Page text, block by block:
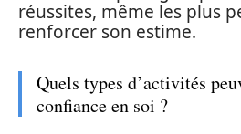
réussites, même les plus
renforcer son estime.
Quels types d’activités
confiance en soi ?